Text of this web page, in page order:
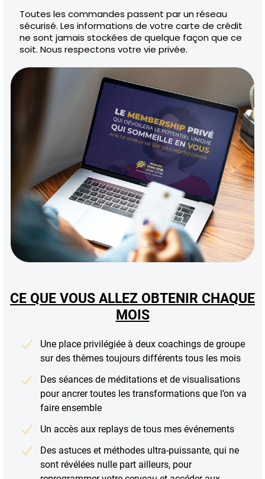
Toutes les commandes passent par un réseau
sécurisé. Les informations de votre carte de crédit
ne sont jamais stockées de quelque façon que ce
soit. Nous respectons votre vie privée.
CE QUE VOUS ALLEZ OBTENIR CHAQUE
MOIS
Une place privilégiée à deux coachings de groupe
sur des thèmes toujours différents tous les mois
Des séances de méditations et de visualisations
pour ancrer toutes les transformations que l’on va
faire ensemble
Un accès aux replays de tous mes événements
Des astuces et méthodes ultra-puissante, qui ne
sont révélées nulle part ailleurs, pour